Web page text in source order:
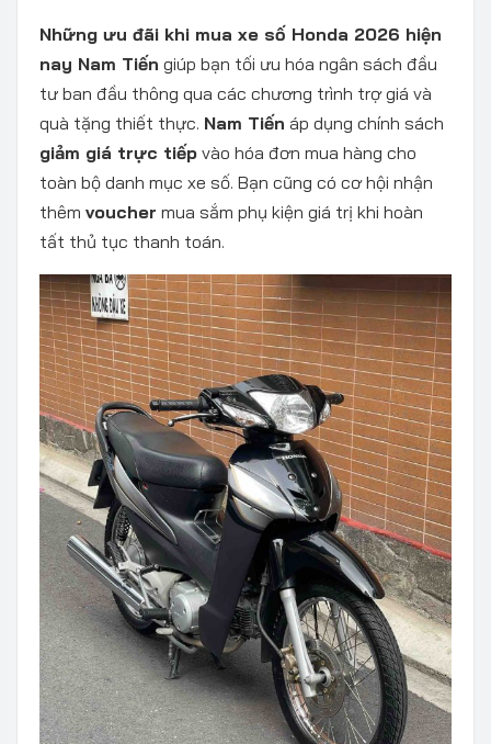
Những ưu đãi khi mua xe số Honda 2026 hiện
nay Nam Tiến giúp bạn tối ưu hóa ngân sách đầu
tư ban đầu thông qua các chương trình trợ giá và
quà tặng thiết thực. Nam Tiến áp dụng chính sách
giảm giá trực tiếp vào hóa đơn mua hàng cho
toàn bộ danh mục xe số. Bạn cũng có cơ hội nhận
thêm voucher mua sắm phụ kiện giá trị khi hoàn
tất thủ tục thanh toán.